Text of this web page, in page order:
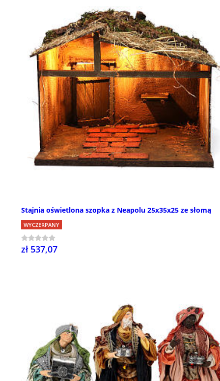
Stajnia oświetlona szopka z Neapolu 25x35x25 ze słomą
WYCZERPANY
zł 537,07